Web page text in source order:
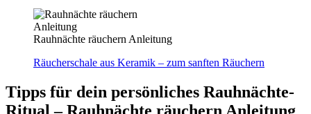
Rauhnächte räuchern Anleitung
Räucherschale aus Keramik – zum sanften Räuchern
Tipps für dein persönliches Rauhnächte-
Ritual – Rauhnächte räuchern Anleitung